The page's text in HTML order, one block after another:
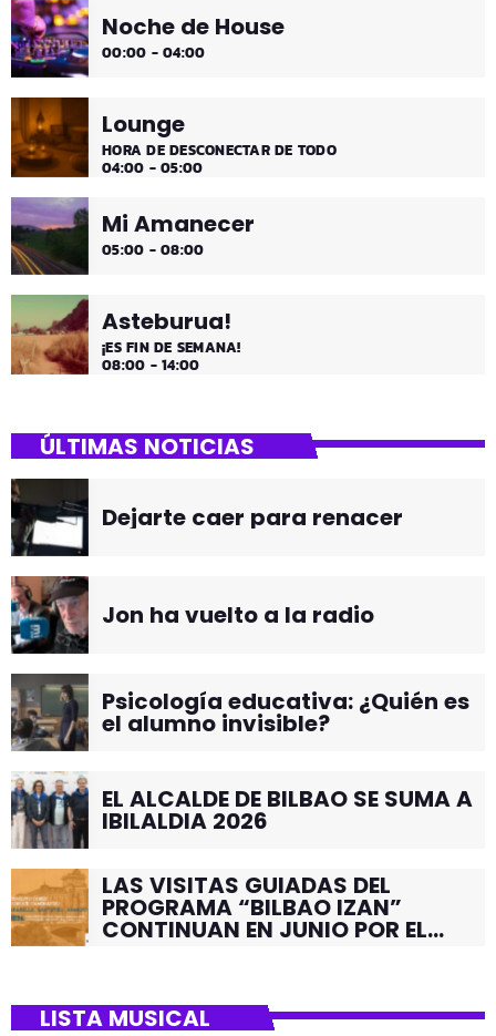
Noche de House
00:00 - 04:00
Lounge
HORA DE DESCONECTAR DE TODO
04:00 - 05:00
Mi Amanecer
05:00 - 08:00
Asteburua!
¡ES FIN DE SEMANA!
08:00 - 14:00
ÚLTIMAS NOTICIAS
Dejarte caer para renacer
Jon ha vuelto a la radio
Psicología educativa: ¿Quién es
el alumno invisible?
EL ALCALDE DE BILBAO SE SUMA A
IBILALDIA 2026
LAS VISITAS GUIADAS DEL
PROGRAMA “BILBAO IZAN”
CONTINUAN EN JUNIO POR EL
LISTA MUSICAL